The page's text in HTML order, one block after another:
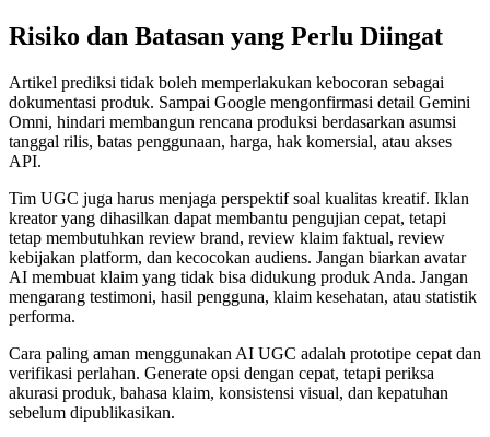
Risiko dan Batasan yang Perlu Diingat
Artikel prediksi tidak boleh memperlakukan kebocoran sebagai
dokumentasi produk. Sampai Google mengonfirmasi detail Gemini
Omni, hindari membangun rencana produksi berdasarkan asumsi
tanggal rilis, batas penggunaan, harga, hak komersial, atau akses
API.
Tim UGC juga harus menjaga perspektif soal kualitas kreatif. Iklan
kreator yang dihasilkan dapat membantu pengujian cepat, tetapi
tetap membutuhkan review brand, review klaim faktual, review
kebijakan platform, dan kecocokan audiens. Jangan biarkan avatar
AI membuat klaim yang tidak bisa didukung produk Anda. Jangan
mengarang testimoni, hasil pengguna, klaim kesehatan, atau statistik
performa.
Cara paling aman menggunakan AI UGC adalah prototipe cepat dan
verifikasi perlahan. Generate opsi dengan cepat, tetapi periksa
akurasi produk, bahasa klaim, konsistensi visual, dan kepatuhan
sebelum dipublikasikan.